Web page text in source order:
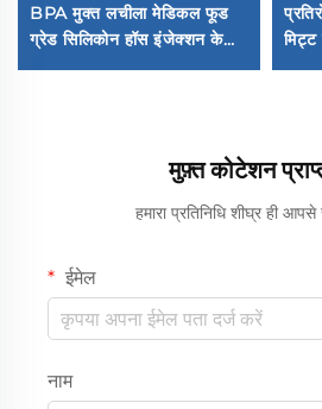
BPA मुक्त लचीला मेडिकल फूड
ग्रेड सिलिकोन हॉस इंजेक्शन के
लिए
मिट्ट
मुफ़्त कोटेशन
हमारा प्रतिनिधि शीघ्र ही
ईमेल
नाम